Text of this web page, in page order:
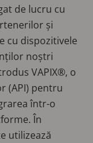
de lucru cu
și
cu dispozitivele
noștri
VAPIX®, o
(API) pentru
într-o
În
utilizează